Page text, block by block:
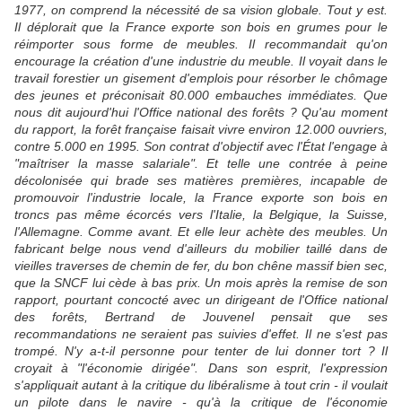
1977, on comprend la nécessité de sa vision globale. Tout y est.
Il déplorait que la France exporte son bois en grumes pour le
réimporter sous forme de meubles. Il recommandait qu'on
encourage la création d'une industrie du meuble. Il voyait dans le
travail forestier un gisement d'emplois pour résorber le chômage
des jeunes et préconisait 80.000 embauches immédiates. Que
nous dit aujourd'hui l'Office national des forêts ? Qu'au moment
du rapport, la forêt française faisait vivre environ 12.000 ouvriers,
contre 5.000 en 1995. Son contrat d'objectif avec l'État l'engage à
"maîtriser la masse salariale". Et telle une contrée à peine
décolonisée qui brade ses matières premières, incapable de
promouvoir l'industrie locale, la France exporte son bois en
troncs pas même écorcés vers l'Italie, la Belgique, la Suisse,
l'Allemagne. Comme avant. Et elle leur achète des meubles. Un
fabricant belge nous vend d'ailleurs du mobilier taillé dans de
vieilles traverses de chemin de fer, du bon chêne massif bien sec,
que la SNCF lui cède à bas prix. Un mois après la remise de son
rapport, pourtant concocté avec un dirigeant de l'Office national
des forêts, Bertrand de Jouvenel pensait que ses
recommandations ne seraient pas suivies d'effet. Il ne s'est pas
trompé. N'y a-t-il personne pour tenter de lui donner tort ? Il
croyait à "l'économie dirigée". Dans son esprit, l'expression
s'appliquait autant à la critique du libéralisme à tout crin - il voulait
un pilote dans le navire - qu'à la critique de l'économie